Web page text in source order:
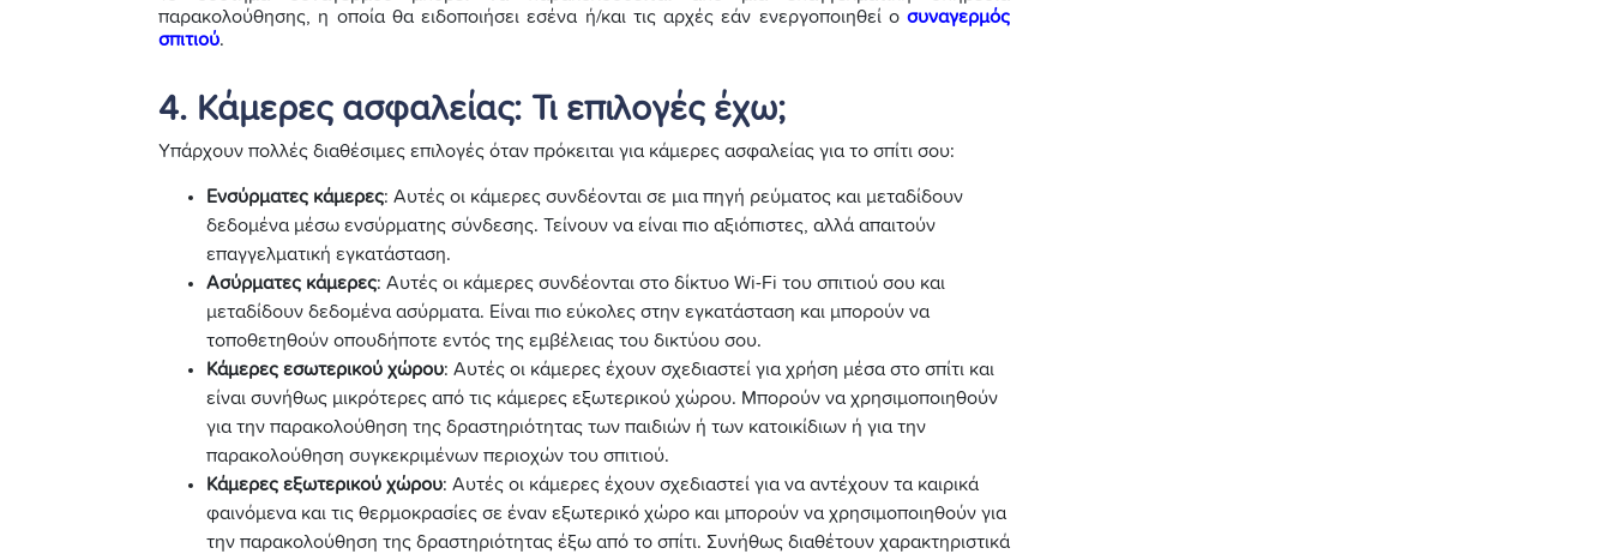
παρακολούθησης, η οποία θα ειδοποιήσει εσένα ή/και τις αρχές εάν ενεργοποιηθεί ο συναγερμός
σπιτιού.
4. Κάμερες ασφαλείας: Τι επιλογές έχω;
Υπάρχουν πολλές διαθέσιμες επιλογές όταν πρόκειται για κάμερες ασφαλείας για το σπίτι σου:
Ενσύρματες κάμερες: Αυτές οι κάμερες συνδέονται σε μια πηγή ρεύματος και μεταδίδουν
δεδομένα μέσω ενσύρματης σύνδεσης. Τείνουν να είναι πιο αξιόπιστες, αλλά απαιτούν
επαγγελματική εγκατάσταση.
Ασύρματες κάμερες: Αυτές οι κάμερες συνδέονται στο δίκτυο Wi-Fi του σπιτιού σου και
μεταδίδουν δεδομένα ασύρματα. Είναι πιο εύκολες στην εγκατάσταση και μπορούν να
τοποθετηθούν οπουδήποτε εντός της εμβέλειας του δικτύου σου.
Κάμερες εσωτερικού χώρου: Αυτές οι κάμερες έχουν σχεδιαστεί για χρήση μέσα στο σπίτι και
είναι συνήθως μικρότερες από τις κάμερες εξωτερικού χώρου. Μπορούν να χρησιμοποιηθούν
για την παρακολούθηση της δραστηριότητας των παιδιών ή των κατοικίδιων ή για την
παρακολούθηση συγκεκριμένων περιοχών του σπιτιού.
Κάμερες εξωτερικού χώρου: Αυτές οι κάμερες έχουν σχεδιαστεί για να αντέχουν τα καιρικά
φαινόμενα και τις θερμοκρασίες σε έναν εξωτερικό χώρο και μπορούν να χρησιμοποιηθούν για
την παρακολούθηση της δραστηριότητας έξω από το σπίτι. Συνήθως διαθέτουν χαρακτηριστικά